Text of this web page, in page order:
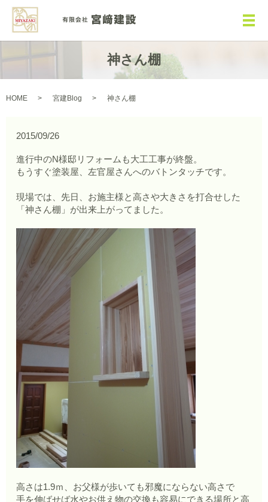
メ
神さん棚
HOME 宮建Blog 神さん棚
2015/09/26
進行中のN様邸リフォームも大工工事が終盤。
もうすぐ塗装屋、左官屋さんへのバトンタッチです。
現場では、先日、お施主様と高さや大きさを打合せした
「神さん棚」が出来上がってました。
高さは1.9ｍ、お父様が歩いても邪魔にならない高さで
手を伸ばせば水やお供え物の交換も容易にできる場所と高